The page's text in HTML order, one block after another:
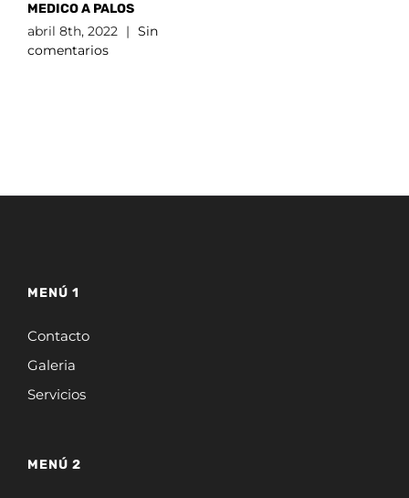
MEDICO A PALOS
abril 8th, 2022 | Sin
comentarios
MENÚ 1
Contacto
Galeria
Servicios
MENÚ 2